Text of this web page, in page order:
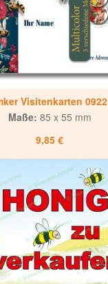
Visitenkarten 0922
9,85 €
Maße: 85 x 55 mm